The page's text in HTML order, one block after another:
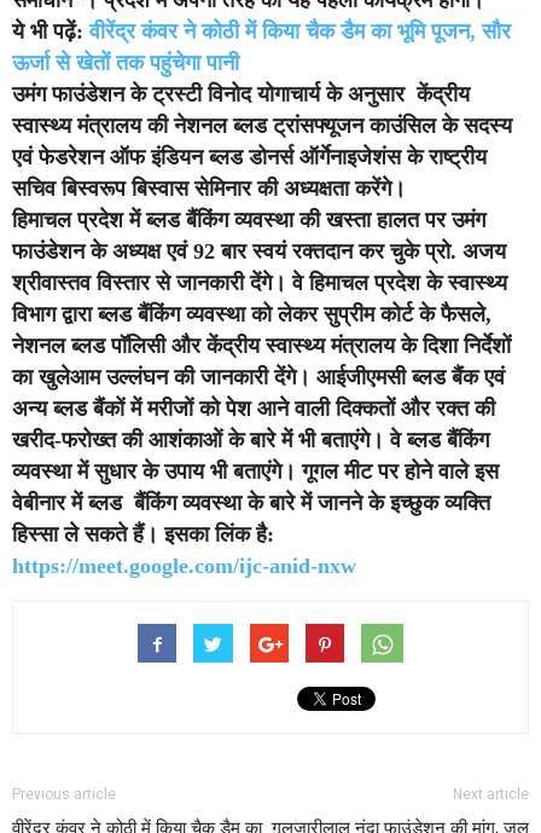
ये भी पढ़ें:वीरेंद्र कंवर ने कोठी में किया चैक डैम का भूमि पूजन, सौर
ऊर्जा से खेतों तक पहुंचेगा पानी
उमंग फाउंडेशन के ट्रस्टी विनोद योगाचार्य के अनुसार केंद्रीय
स्वास्थ्य मंत्रालय की नेशनल ब्लड ट्रांसफ्यूजन काउंसिल के सदस्य
एवं फेडरेशन ऑफ इंडियन ब्लड डोनर्स ऑर्गेनाइजेशंस के राष्ट्रीय
सचिव बिस्वरूप बिस्वास सेमिनार की अध्यक्षता करेंगे।
हिमाचल प्रदेश में ब्लड बैंकिंग व्यवस्था की खस्ता हालत पर उमंग
फाउंडेशन के अध्यक्ष एवं 92 बार स्वयं रक्तदान कर चुके प्रो. अजय
श्रीवास्तव विस्तार से जानकारी देंगे। वे हिमाचल प्रदेश के स्वास्थ्य
विभाग द्वारा ब्लड बैंकिंग व्यवस्था को लेकर सुप्रीम कोर्ट के फैसले,
नेशनल ब्लड पॉलिसी और केंद्रीय स्वास्थ्य मंत्रालय के दिशा निर्देशों
का खुलेआम उल्लंघन की जानकारी देंगे। आईजीएमसी ब्लड बैंक एवं
अन्य ब्लड बैंकों में मरीजों को पेश आने वाली दिक्कतों और रक्त की
खरीद-फरोख्त की आशंकाओं के बारे में भी बताएंगे। वे ब्लड बैंकिंग
व्यवस्था में सुधार के उपाय भी बताएंगे। गूगल मीट पर होने वाले इस
वेबीनार में ब्लड बैंकिंग व्यवस्था के बारे में जानने के इच्छुक व्यक्ति
हिस्सा ले सकते हैं। इसका लिंक है:
https://meet.google.com/ijc-anid-nxw
Previous article
वीरेंद्र कंवर ने कोठी में किया चैक डैम का
Next article
गुलजारीलाल नंदा फाउंडेशन की मांग, जल